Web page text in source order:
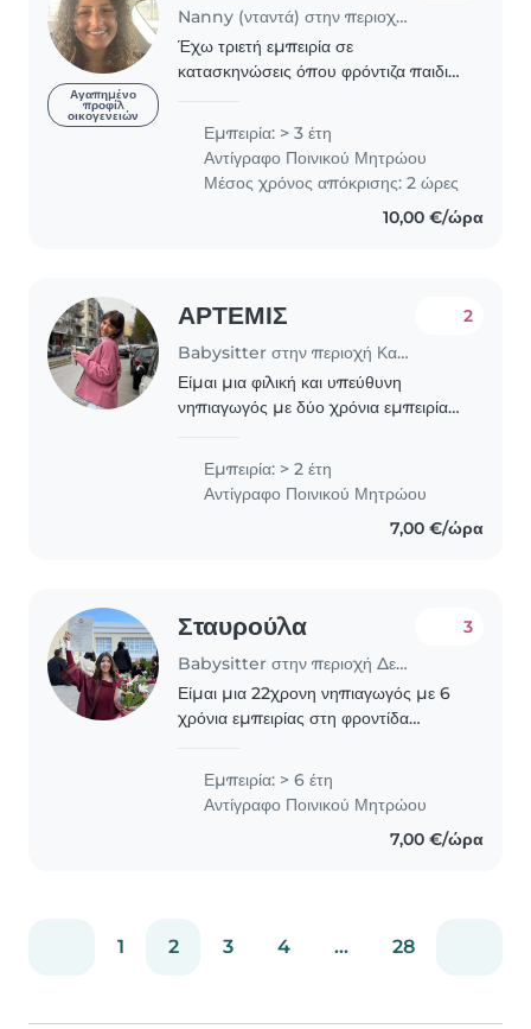
Αγαπημένο
προφίλ
οικογενειών
Nanny (νταντά) στην περιοχή Μελίσσια
Έχω τριετή εμπειρία σε
κατασκηνώσεις όπου φρόντιζα παιδιά
προσέχω και δημιουργώ όμορφο
κλίμα εμπιστοσύνης. Έχω
συνεργαστεί..
Εμπειρία: > 3 έτη
Αντίγραφο Ποινικού Μητρώου
Μέσος χρόνος απόκρισης: 2 ώρες
10,00 €/ώρα
ΑΡΤΕΜΙΣ
Babysitter στην περιοχή Καλαμαριά
2
Είμαι μια φιλική και υπεύθυνη
νηπιαγωγός με δύο χρόνια εμπειρίας
Έχω εκπαίδευση στην Ειδική Αγωγή,
με εμπειρία στην..
Εμπειρία: > 2 έτη
Αντίγραφο Ποινικού Μητρώου
7,00 €/ώρα
Σταυρούλα
Babysitter στην περιοχή Δεμένικα Αχαΐας
3
Είμαι μια 22χρονη νηπιαγωγός με 6
χρόνια εμπειρίας στη φροντίδα
παιδικό σταθμό, οπότε έχω
καθημερινή επαφή με παιδιά...
Εμπειρία: > 6 έτη
Αντίγραφο Ποινικού Μητρώου
7,00 €/ώρα
1 2 3 4 ... 28